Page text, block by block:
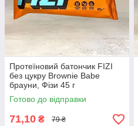
Протеїновий батончик FIZI
без цукру Brownie Babe
брауни, Фізи 45 г
Готово до відправки
71,10 ₴ 79 ₴